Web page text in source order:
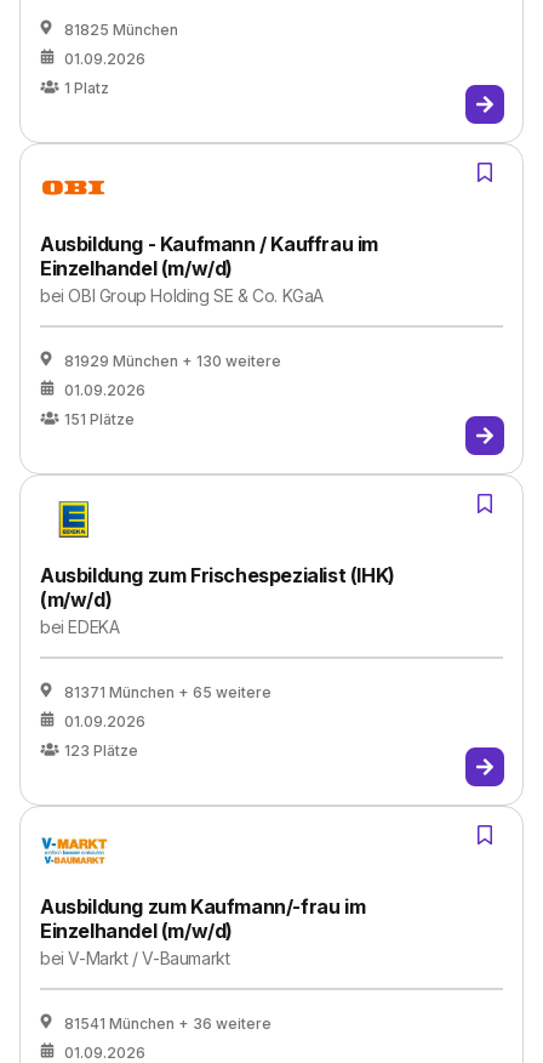
81825 München
01.09.2026
1 Platz
Ausbildung - Kaufmann / Kauffrau im
Einzelhandel (m/w/d)
beiOBI Group Holding SE & Co. KGaA
81929 München + 130 weitere
01.09.2026
151 Plätze
Ausbildung zum Frischespezialist (IHK)
(m/w/d)
beiEDEKA
81371 München + 65 weitere
01.09.2026
123 Plätze
Ausbildung zum Kaufmann/-frau im
Einzelhandel (m/w/d)
beiV-Markt / V-Baumarkt
81541 München + 36 weitere
01.09.2026